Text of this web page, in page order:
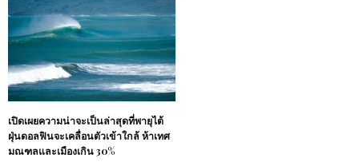
เปิดเผยความน่าจะเป็นล่าสุดที่พายุไต้
ฝุ่นดอลฟินจะเคลื่อนตัวเข้าใกล้ ห้าเทศ
มณฑลและเมืองเกิน 30%